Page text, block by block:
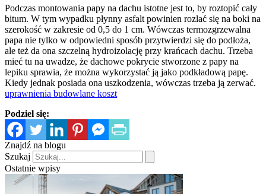
Podczas montowania papy na dachu istotne jest to, by roztopić cały
bitum. W tym wypadku płynny asfalt powinien rozlać się na boki na
szerokość w zakresie od 0,5 do 1 cm. Wówczas termozgrzewalna
papa nie tylko w odpowiedni sposób przytwierdzi się do podłoża,
ale też da ona szczelną hydroizolację przy krańcach dachu. Trzeba
mieć tu na uwadze, że dachowe pokrycie stworzone z papy na
lepiku sprawia, że można wykorzystać ją jako podkładową papę.
Kiedy jednak posiada ona uszkodzenia, wówczas trzeba ją zerwać.
uprawnienia budowlane koszt
Podziel się:
Znajdź na blogu
Szukaj
Ostatnie wpisy